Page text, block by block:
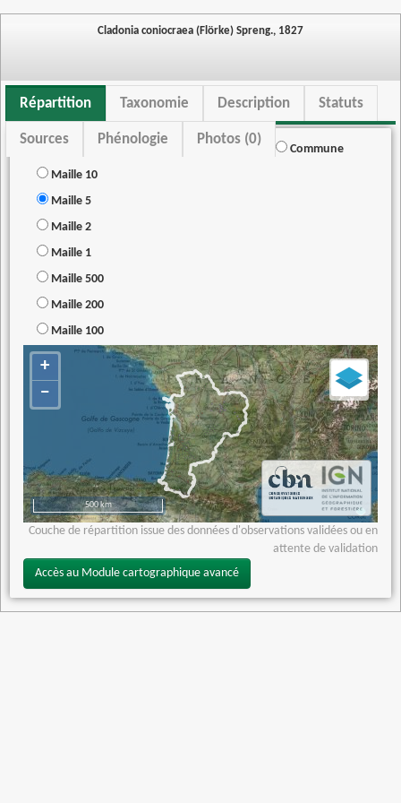
Cladonia coniocraea (Flörke) Spreng., 1827
Répartition Taxonomie Description Statuts
Sources Phénologie Photos (0)
Commune
Maille 10
Maille 5
Maille 2
Maille 1
Maille 500
Maille 200
Maille 100
+
−
500 km
Couche de répartition issue des données d'observations validées ou en
attente de validation
Accès au Module cartographique avancé